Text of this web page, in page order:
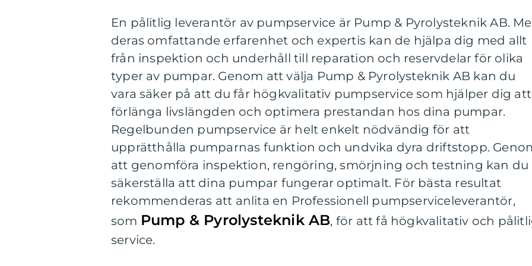
En pålitlig leverantör av pumpservice är Pump & Pyrolysteknik AB.
deras omfattande erfarenhet och expertis kan de hjälpa dig med allt
från inspektion och underhåll till reparation och reservdelar för olika
typer av pumpar. Genom att välja Pump & Pyrolysteknik AB kan du
vara säker på att du får högkvalitativ pumpservice som hjälper dig att
förlänga livslängden och optimera prestandan hos dina pumpar.
Regelbunden pumpservice är helt enkelt nödvändig för att
upprätthålla pumparnas funktion och undvika dyra driftstopp.
att genomföra inspektion, rengöring, smörjning och testning kan du
säkerställa att dina pumpar fungerar optimalt. För bästa resultat
rekommenderas att anlita en Professionell pumpserviceleverantör,
som Pump & Pyrolysteknik AB, för att få högkvalitativ och
service.